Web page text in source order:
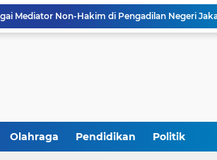
Olahraga Pendidikan Politik